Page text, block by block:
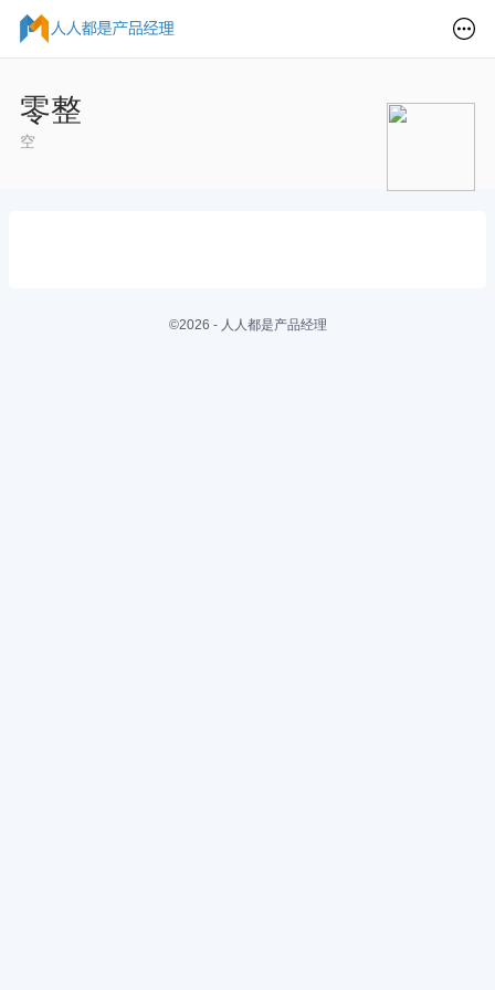
零整
空
©2026 - 人人都是产品经理